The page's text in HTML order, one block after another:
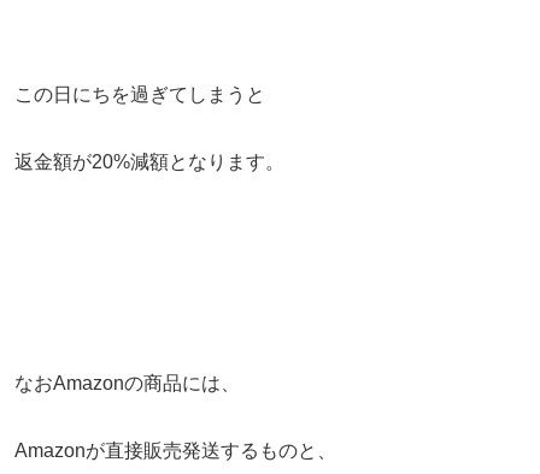
この日にちを過ぎてしまうと
返金額が20%減額となります。
なおAmazonの商品には、
Amazonが直接販売発送するものと、